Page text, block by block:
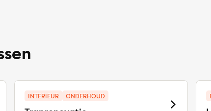
INTERIEUR ONDERHOUD